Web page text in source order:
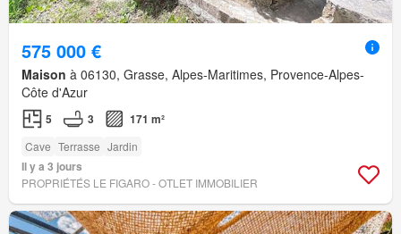
575 000 €
Maison à 06130, Grasse, Alpes-Maritimes, Provence-Alpes-
Côte d'Azur
5 3 171 m²
Cave Terrasse Jardin
Il y a 3 jours
PROPRIÉTÉS LE FIGARO - OTLET IMMOBILIER